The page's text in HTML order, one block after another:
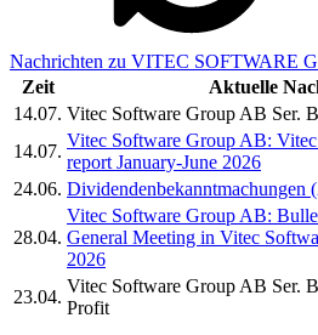
Nachrichten zu VITEC SOFTWARE
Zeit
Aktuelle
14.07. Vitec Software Group AB Ser.
14.07.
Vitec Software Group AB:
report January-June 2026
24.06. Dividendenbekanntmachungen
28.04.
Vitec Software Group AB:
General Meeting in Vitec
2026
23.04.
Vitec Software Group AB Ser.
Profit